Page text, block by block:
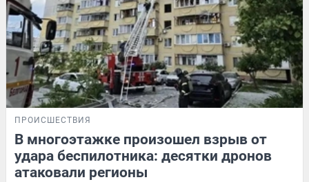
ПРОИСШЕСТВИЯ
В многоэтажке произошел взрыв от
удара беспилотника: десятки дронов
атаковали регионы